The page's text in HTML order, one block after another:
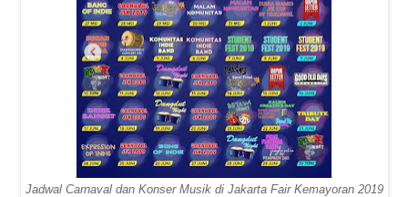
Jadwal Carnaval dan Konser Musik di Jakarta Fair Kemayoran 2019